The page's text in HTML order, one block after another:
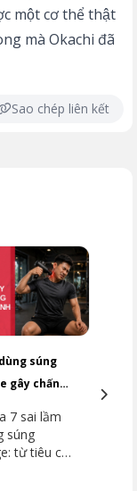
một cơ thể thật
mà Okachi đã
Sao chép liên kết
súng
gây chấn
7 sai lầm
súng
từ tiêu cơ